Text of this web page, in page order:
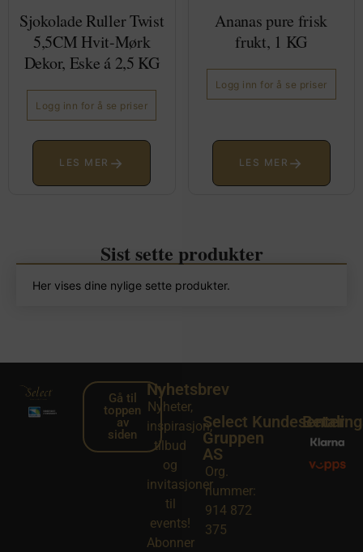
Sjokolade Ruller Twist
5,5CM Hvit-Mørk
Dekor, Eske á 2,5 KG
Logg inn for å se priser
LES MER →
Ananas pure frisk
frukt, 1 KG
Logg inn for å se priser
LES MER →
Sist sette produkter
Her vises dine nylige sette produkter.
Gå til
toppen
av
siden
Nyhetsbrev
Nyheter,
inspirasjon,
tilbud
og
invitasjoner
til
events!
Abonner
Select
Gruppen
AS
Org.
nummer:
914 872
375
Kundesenter